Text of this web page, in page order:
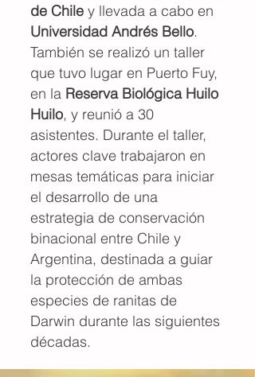
de Chile y llevada a cabo en
Universidad Andrés Bello.
También se realizó un taller
que tuvo lugar en Puerto Fuy,
en la Reserva Biológica Huilo
Huilo, y reunió a 30
asistentes. Durante el taller,
actores clave trabajaron en
mesas temáticas para iniciar
el desarrollo de una
estrategia de conservación
binacional entre Chile y
Argentina, destinada a guiar
la protección de ambas
especies de ranitas de
Darwin durante las siguientes
décadas.